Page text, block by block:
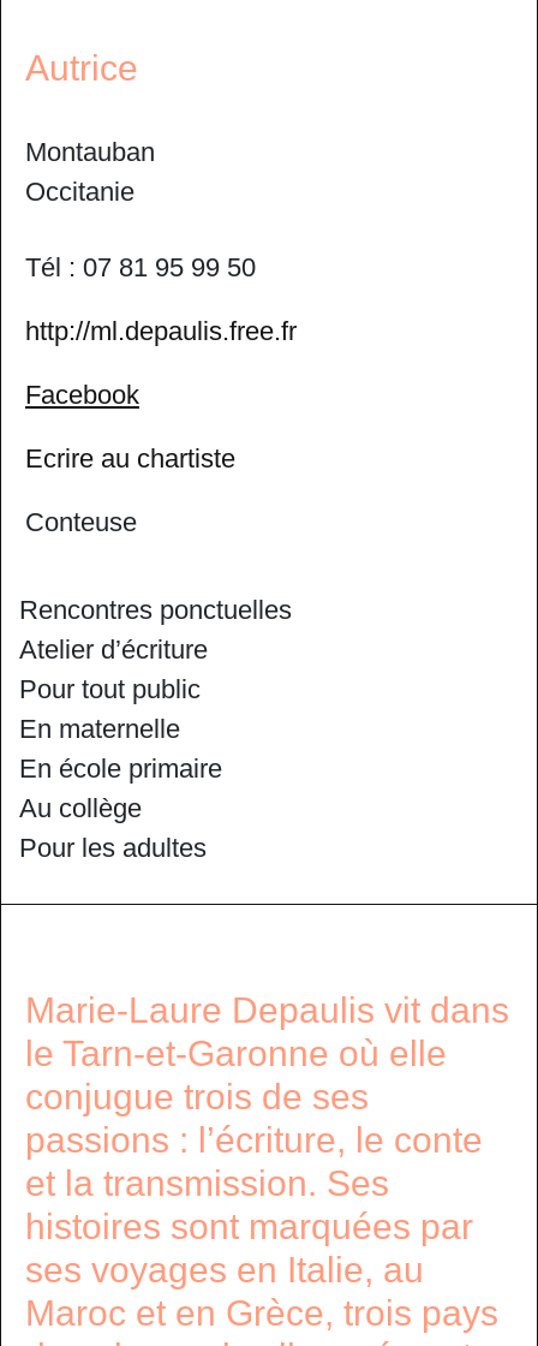
Autrice
Montauban
Occitanie
Tél : 07 81 95 99 50
http://ml.depaulis.free.fr
Facebook
Ecrire au chartiste
Conteuse
Rencontres ponctuelles
Atelier d’écriture
Pour tout public
En maternelle
En école primaire
Au collège
Pour les adultes
Marie-Laure Depaulis vit dans
le Tarn-et-Garonne où elle
conjugue trois de ses
passions : l’écriture, le conte
et la transmission. Ses
histoires sont marquées par
ses voyages en Italie, au
Maroc et en Grèce, trois pays